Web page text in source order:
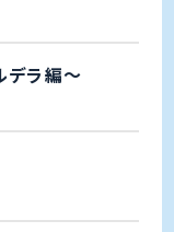
デラ編～